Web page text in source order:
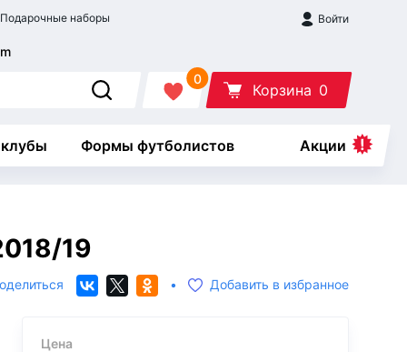
Подарочные наборы Войти
0
Корзина 0
Формы футболистов Акции
19
• Добавить в избранное
Цена